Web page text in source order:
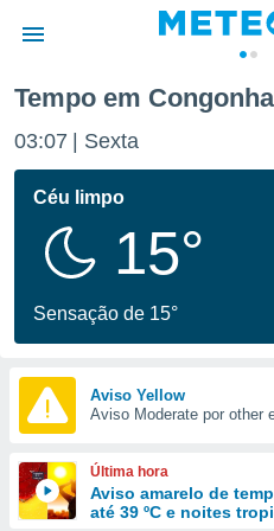
da
foi
fornecidas
a este
das
e
forma
digital
Tempo em
03:07 Sexta
Céu limpo
15°
Sensação de 15°
Aviso Yellow
Aviso Moderate por other
Última hora
Aviso amarelo de
até 39 ºC e noites